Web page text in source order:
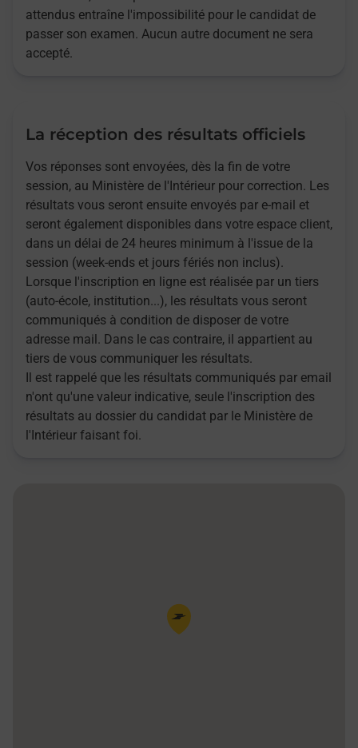
attendus entraîne l'impossibilité pour le candidat de
passer son examen. Aucun autre document ne sera
accepté.
La réception des résultats officiels
Vos réponses sont envoyées, dès la fin de votre
session, au Ministère de l'Intérieur pour correction. Les
résultats vous seront ensuite envoyés par e-mail et
seront également disponibles dans votre espace client,
dans un délai de 24 heures minimum à l'issue de la
session (week-ends et jours fériés non inclus).
Lorsque l'inscription en ligne est réalisée par un tiers
(auto-école, institution...), les résultats vous seront
communiqués à condition de disposer de votre
adresse mail. Dans le cas contraire, il appartient au
tiers de vous communiquer les résultats.
Il est rappelé que les résultats communiqués par email
n'ont qu'une valeur indicative, seule l'inscription des
résultats au dossier du candidat par le Ministère de
l'Intérieur faisant foi.
Pin de la carte